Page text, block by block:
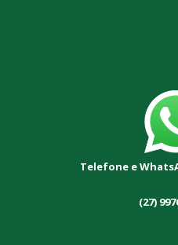
Telefone e
(27)